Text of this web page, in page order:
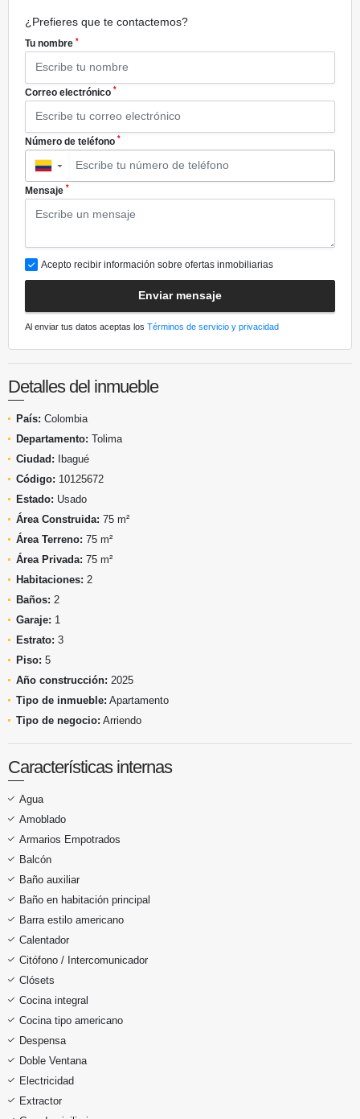
¿Prefieres que te contactemos?
Tu nombre *
Correo electrónico *
Número de teléfono *
▼
Mensaje *
Acepto recibir información sobre ofertas inmobiliarias
Enviar mensaje
Al enviar tus datos aceptas los Términos de servicio y privacidad
Detalles del inmueble
País: Colombia
Departamento: Tolima
Ciudad: Ibagué
Código: 10125672
Estado: Usado
Área Construida: 75 m²
Área Terreno: 75 m²
Área Privada: 75 m²
Habitaciones: 2
Baños: 2
Garaje: 1
Estrato: 3
Piso: 5
Año construcción: 2025
Tipo de inmueble: Apartamento
Tipo de negocio: Arriendo
Características internas
Agua
Amoblado
Armarios Empotrados
Balcón
Baño auxiliar
Baño en habitación principal
Barra estilo americano
Calentador
Citófono / Intercomunicador
Clósets
Cocina integral
Cocina tipo americano
Despensa
Doble Ventana
Electricidad
Extractor